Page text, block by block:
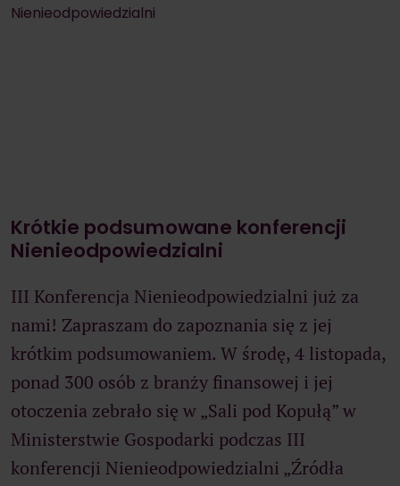
Krótkie podsumowane konferencji
Nienieodpowiedzialni
III Konferencja Nienieodpowiedzialni już za
nami! Zapraszam do zapoznania się z jej
krótkim podsumowaniem. W środę, 4 listopada,
ponad 300 osób z branży finansowej i jej
otoczenia zebrało się w „Sali pod Kopułą” w
Ministerstwie Gospodarki podczas III
konferencji Nienieodpowiedzialni „Źródła